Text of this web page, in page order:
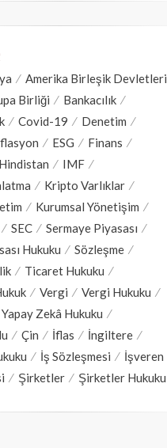
Amerika Birleşik Devletleri
Birliği
Bankacılık
Covid-19
Denetim
ESG
Finans
Hindistan
IMF
Kripto Varlıklar
Kurumsal Yönetişim
SEC
Sermaye Piyasası
Hukuku
Sözleşme
Ticaret Hukuku
Vergi
Vergi Hukuku
Yapay Zekâ Hukuku
Çin İflas
İngiltere
İş Sözleşmesi
İşveren
Şirketler Şirketler Hukuku